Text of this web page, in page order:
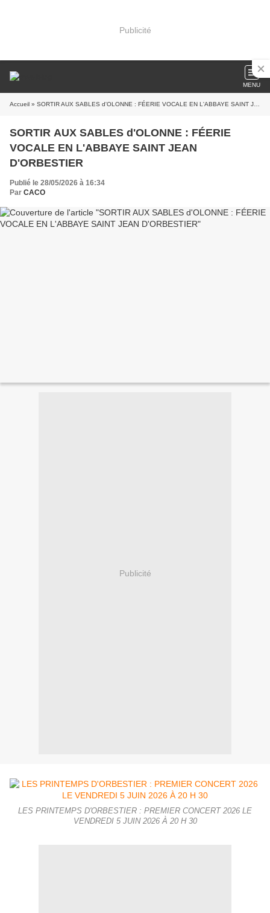
Publicité
MENU
Accueil » SORTIR AUX SABLES d'OLONNE : FÉERIE VOCALE EN L'ABBAYE SAINT JEAN D'ORBESTIER
SORTIR AUX SABLES d'OLONNE : FÉERIE
VOCALE EN L'ABBAYE SAINT JEAN
D'ORBESTIER
Publié le 28/05/2026 à 16:34
Par CACO
Publicité
LES PRINTEMPS D'ORBESTIER : PREMIER CONCERT 2026 LE
VENDREDI 5 JUIN 2026 À 20 H 30